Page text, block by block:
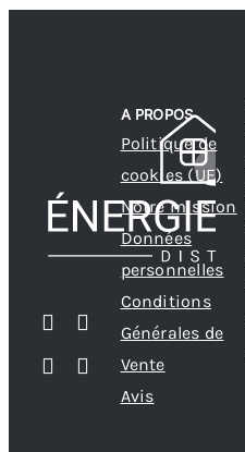
A PROPOS
Politique de
cookies (UE)
Notre mission
Données
personnelles
Conditions
Générales de
Vente
Avis